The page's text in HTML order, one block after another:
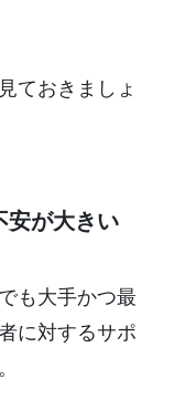
ておきましょ
安が大きい
も大手かつ最
に対するサポ